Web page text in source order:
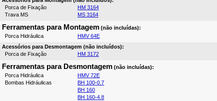
Porca de Fixação
HM 3164
Trava MS
MS 3164
Ferramentas para Montagem (não incluídas):
Porca Hidráulica
HMV 64E
Acessórios para Desmontagem (não incluídos):
Porca de Fixação
HM 3172
Ferramentas para Desmontagem (não incluídas):
Porca Hidráulica
HMV 72E
Bombas Hidráulicas
BH 100-0.7
BH 160
BH 160-4.8